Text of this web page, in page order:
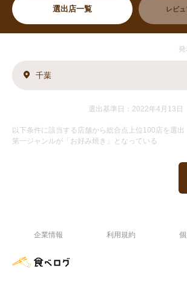
選出店一覧 レビ
千葉
選出基準日：2022年4月13日
以下条件に該当する店舗から総合点上位100店を選出
第一ジャンルが「お好み焼き」となっている
企業情報 利用規約